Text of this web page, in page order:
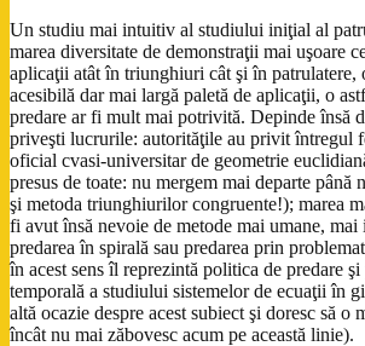
Un studiu mai intuitiv al studiului iniţial al
marea diversitate de demonstraţii mai uşoare
aplicaţii atât în triunghiuri cât şi în patrulatere,
acesibilă dar mai largă paletă de aplicaţii, o
predare ar fi mult mai potrivită. Depinde însă
priveşti lucrurile: autorităţile au privit întregul
oficial cvasi-universitar de geometrie
presus de toate: nu mergem mai departe până
şi metoda triunghiurilor congruente!); marea
fi avut însă nevoie de metode mai umane,
predarea în spirală sau predarea prin
în acest sens îl reprezintă politica de predare
temporală a studiului sistemelor de ecuaţii în
altă ocazie despre acest subiect şi doresc să o
încât nu mai zăbovesc acum pe această linie).